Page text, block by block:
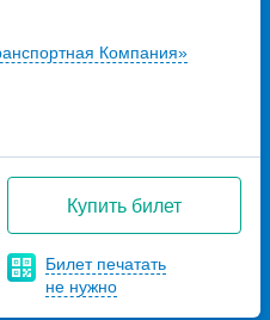
Купить билет
Билет печатать
не нужно
Компания»